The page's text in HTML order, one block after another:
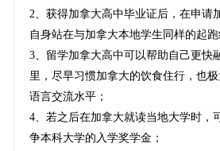
2、获得加拿大高中毕业证后，在申请
自身站在与加拿大本地学生同样的起跑
3、留学加拿大高中可以帮助自己更快
里，尽早习惯加拿大的饮食住行，也
语言交流水平；
4、若之后在加拿大就读当地大学时，
争本科大学的入学奖学金；